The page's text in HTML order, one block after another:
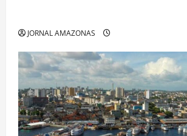
JORNAL AMAZONAS